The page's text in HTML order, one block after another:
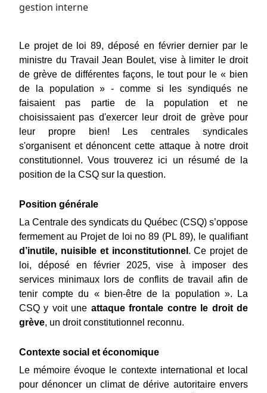
gestion interne
Le projet de loi 89, déposé en février dernier par le
ministre du Travail Jean Boulet, vise à limiter le droit
de grève de différentes façons, le tout pour le « bien
de la population » - comme si les syndiqués ne
faisaient pas partie de la population et ne
choisissaient pas d'exercer leur droit de grève pour
leur propre bien! Les centrales syndicales
s'organisent et dénoncent cette attaque à notre droit
constitutionnel. Vous trouverez ici un résumé de la
position de la CSQ sur la question.
Position générale
La Centrale des syndicats du Québec (CSQ) s’oppose
fermement au Projet de loi no 89 (PL 89), le qualifiant
d’inutile, nuisible et inconstitutionnel . Ce projet de
loi, déposé en février 2025, vise à imposer des
services minimaux lors de conflits de travail afin de
tenir compte du « bien-être de la population ». La
CSQ y voit une attaque frontale contre le droit de
grève, un droit constitutionnel reconnu.
Contexte social et économique
Le mémoire évoque le contexte international et local
pour dénoncer un climat de dérive autoritaire envers